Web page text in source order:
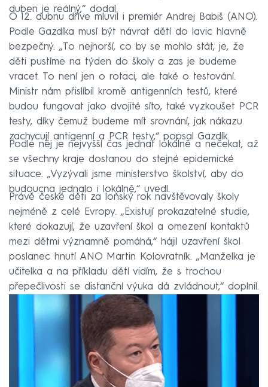
duben je reálný,“ dodal.
O 12. dubnu dříve mluvil i premiér Andrej Babiš (ANO).
Podle Gazdíka musí být návrat dětí do lavic hlavně
bezpečný. „To nejhorší, co by se mohlo stát, je, že
děti pustíme na týden do školy a zas je budeme
vracet. To není jen o rotaci, ale také o testování.
Ministr nám přislíbil kromě antigenních testů, které
budou fungovat jako dvojité síto, také vyzkoušet PCR
testy, díky čemuž budeme mít srovnání, jak nákazu
zachycují antigenní a PCR testy,“ popsal Gazdík.
Podle něj je nejvyšší čas jednat lokálně a nečekat, až
se všechny kraje dostanou do stejné epidemické
situace. „Vyzývali jsme ministerstvo školství, aby do
budoucna jednalo i lokálně,“ uvedl.
Právě české děti za loňský rok navštěvovaly školy
nejméně z celé Evropy. „Existují prokazatelné studie,
které dokazují, že uzavření škol a omezení kontaktů
mezi dětmi významně pomáhá,“ hájil uzavření škol
poslanec hnutí ANO Martin Kolovratník. „Manželka je
učitelka a na příkladu dětí vidím, že s trochou
přepečlivosti se distanční výuka dá zvládnout,“ doplnil.